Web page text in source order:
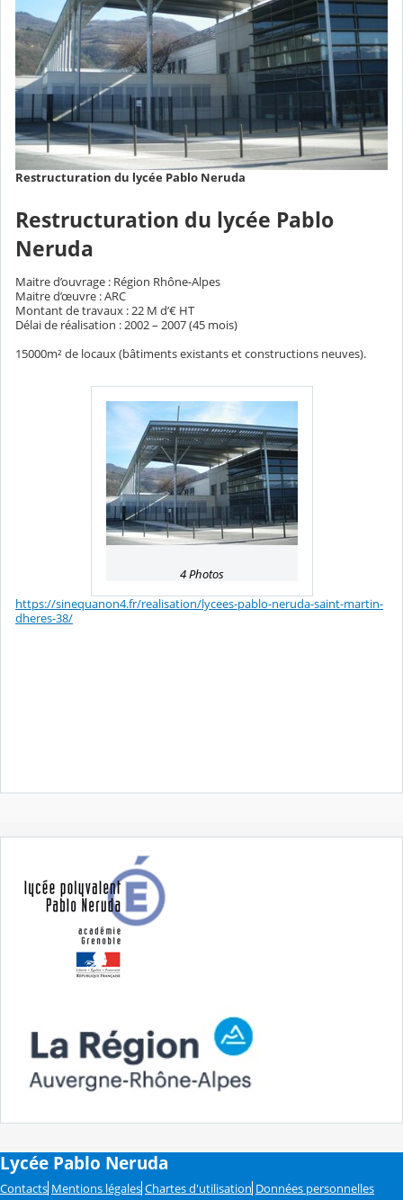
Restructuration du lycée Pablo Neruda
Restructuration du lycée Pablo
Neruda
Maitre d’ouvrage : Région Rhône-Alpes
Maitre d’œuvre : ARC
Montant de travaux : 22 M d’€ HT
Délai de réalisation : 2002 – 2007 (45 mois)
15000m² de locaux (bâtiments existants et constructions neuves).
4 Photos
https://sinequanon4.fr/realisation/lycees-pablo-neruda-saint-martin-
dheres-38/
Lycée Pablo Neruda
Contacts Mentions légales Chartes d'utilisation Données personnelles